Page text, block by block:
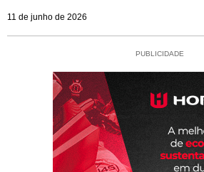
11 de junho de 2026
PUBLICIDADE